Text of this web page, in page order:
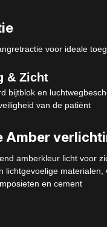
voor ideale
& Zicht
bijtblok en
van de patiënt
Amber
amberkleur licht voor
lichtgevoelige materialen,
en cement